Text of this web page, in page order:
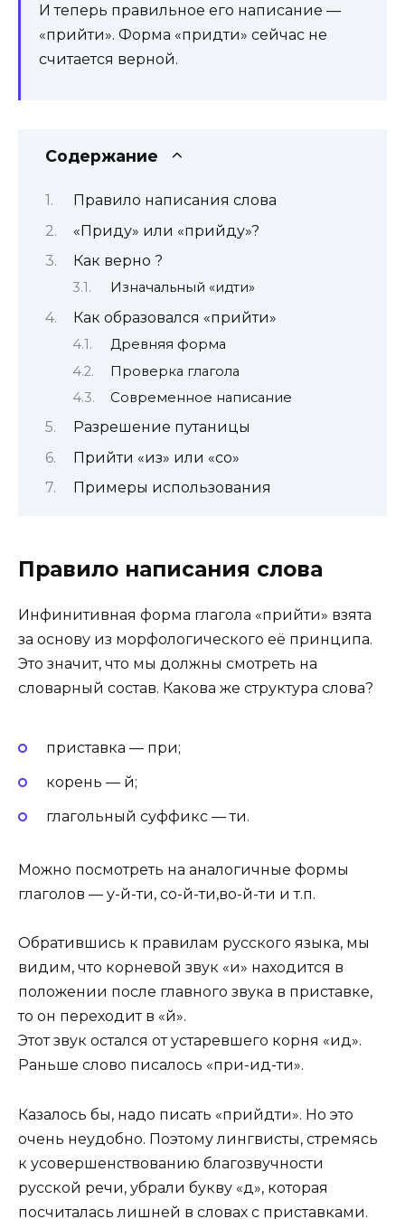
И теперь правильное его написание —
«прийти». Форма «придти» сейчас не
считается верной.
Содержание
Правило написания слова
«Приду» или «прийду»?
Как верно ?
Изначальный «идти»
Как образовался «прийти»
Древняя форма
Проверка глагола
Современное написание
Разрешение путаницы
Прийти «из» или «со»
Примеры использования
Правило написания слова
Инфинитивная форма глагола «прийти» взята
за основу из морфологического её принципа.
Это значит, что мы должны смотреть на
словарный состав. Какова же структура слова?
приставка — при;
корень — й;
глагольный суффикс — ти.
Можно посмотреть на аналогичные формы
глаголов — у-й-ти, со-й-ти,во-й-ти и т.п.
Обратившись к правилам русского языка, мы
видим, что корневой звук «и» находится в
положении после главного звука в приставке,
то он переходит в «й».
Этот звук остался от устаревшего корня «ид».
Раньше слово писалось «при-ид-ти».
Казалось бы, надо писать «прийдти». Но это
очень неудобно. Поэтому лингвисты, стремясь
к усовершенствованию благозвучности
русской речи, убрали букву «д», которая
посчиталась лишней в словах с приставками.